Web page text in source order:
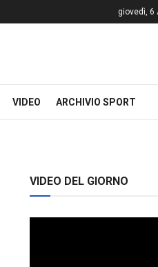
giovedì, 6
VIDEO ARCHIVIO SPORT
VIDEO DEL GIORNO